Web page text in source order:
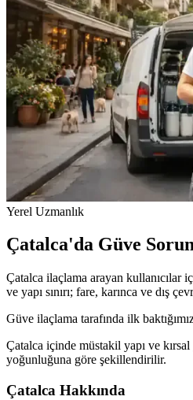
Yerel Uzmanlık
Çatalca'da Güve
Çatalca ilaçlama arayan kullanıcılar
ve yapı sınırı; fare, karınca ve dış
Güve ilaçlama tarafında ilk
Çatalca içinde müstakil yapı ve
yoğunluğuna göre şekillendirilir.
Çatalca Hakkında